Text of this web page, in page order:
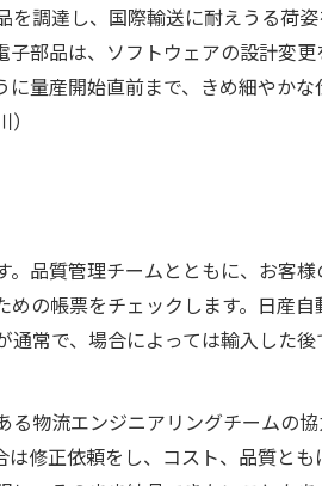
を調達し、国際輸送に耐えうる荷
部品は、ソフトウェアの設計変更
量産開始直前まで、きめ細やかな
品質管理チームとともに、お客
の帳票をチェックします。日産
常で、場合によっては輸入した
る物流エンジニアリングチームの
修正依頼をし、コスト、品質と